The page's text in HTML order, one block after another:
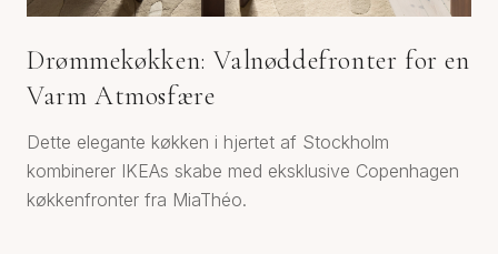
Drømmekøkken: Valnøddefronter for en
Varm Atmosfære
Dette elegante køkken i hjertet af Stockholm
kombinerer IKEAs skabe med eksklusive Copenhagen
køkkenfronter fra MiaThéo.